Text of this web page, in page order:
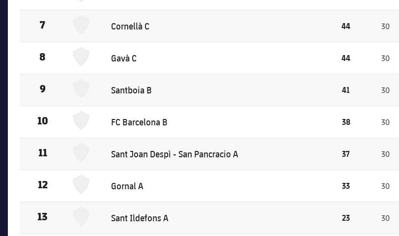
7 Cornellà C 44 30
8 Gavà C 44 30
9 Santboia B 41 30
10 FC Barcelona B 38 30
11 Sant Joan Despì - San Pancracio A 37 30
12 Gornal A 33 30
13 Sant Ildefons A 23 30